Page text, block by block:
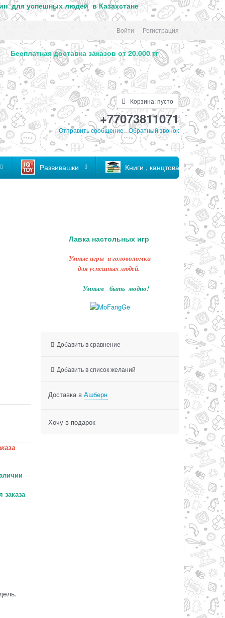
для успешных людей в Казахстане
Войти Регистрация
доставка заказов от 20.000 тг
Корзина:пусто
+77073811071
Отправить сообщение Обратный звонок
Развивашки Книги , канцтовары
Лавка настольных игр
Умные игры и головоломки
для успешных людей.
Умным быть модно!
Добавить в сравнение
Добавить в список желаний
Доставка в Ашберн
Хочу в подарок